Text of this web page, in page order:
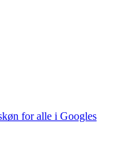
for alle i Googles